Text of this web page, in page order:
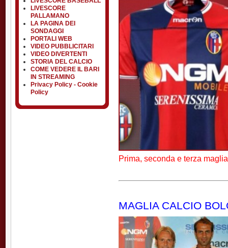
LIVESCORE
PALLAMANO
LA PAGINA DEI
SONDAGGI
PORTALI WEB
VIDEO PUBBLICITARI
VIDEO DIVERTENTI
STORIA DEL CALCIO
COME VEDERE IL BARI
IN STREAMING
Privacy Policy - Cookie
Policy
Prima, seconda e terza
MAGLIA CALCIO